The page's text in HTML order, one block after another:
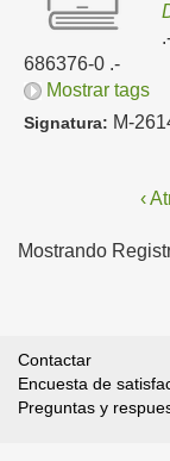
686376-0 .-
Mostrar tags
Signatura: M-
‹
Mostrando
Contactar
Encuesta de
Preguntas y